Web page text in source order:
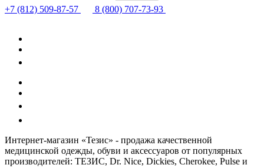
+7 (812) 509-87-57 8 (800) 707-73-93
Интернет-магазин «Тезис» - продажа качественной
медицинской одежды, обуви и аксессуаров от популярных
производителей: ТЕЗИС, Dr. Nice, Dickies, Cherokee, Pulse и